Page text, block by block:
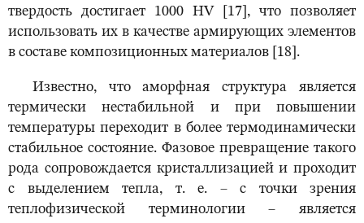
твердость достигает 1000 HV [17], что позволяет
использовать их в качестве армирующих элементов
в составе композиционных материалов [18].
Известно, что аморфная структура является
термически нестабильной и при повышении
температуры переходит в более термодинамически
стабильное состояние. Фазовое превращение такого
рода сопровождается кристаллизацией и проходит
с выделением тепла, т. е. – с точки зрения
теплофизической терминологии – является